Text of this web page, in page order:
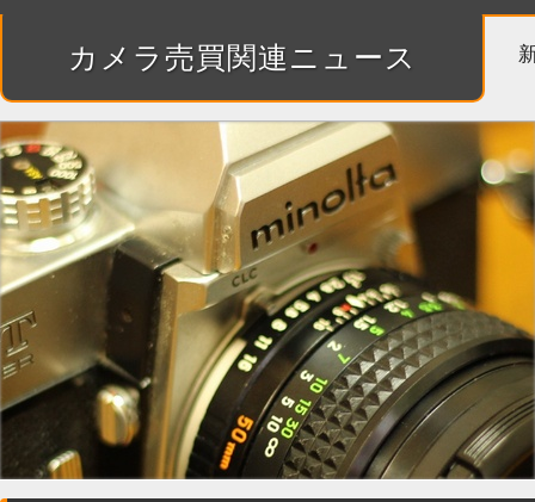
カメラ売買関連ニュース